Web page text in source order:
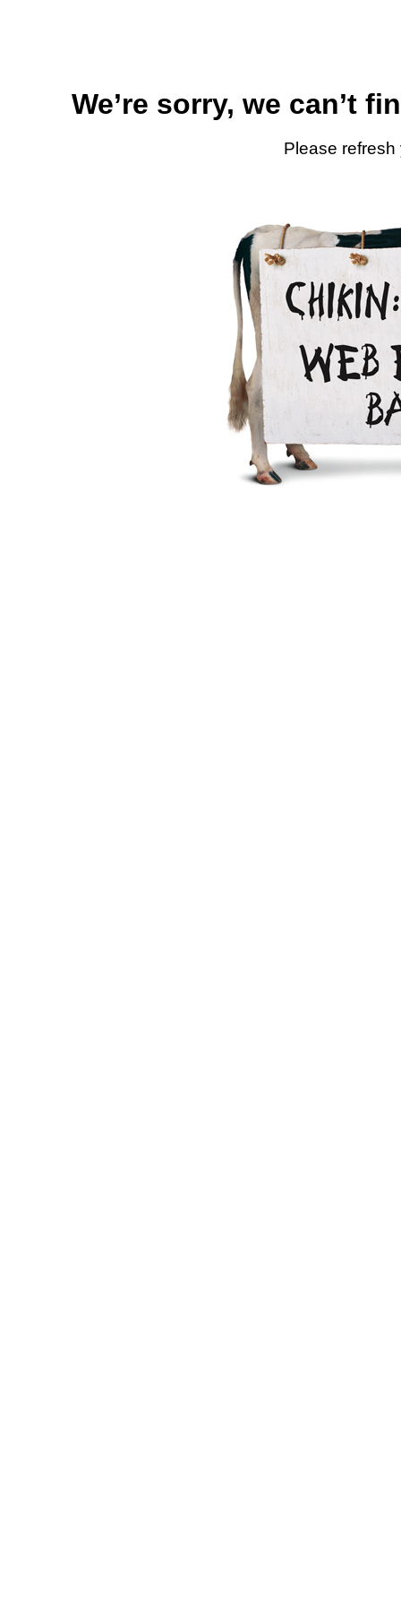
We’re sorry, we can’t
Please refresh